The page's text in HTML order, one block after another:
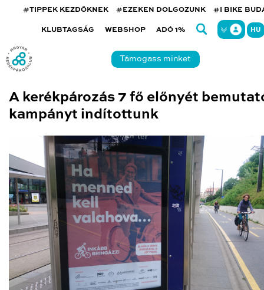
#TIPPEK KEZDŐKNEK #EZEKEN DOLGOZUNK #I BIKE
KLUBTAGSÁG WEBSHOP ADÓ 1% HU
Támogass minket
A kerékpározás 7 fő előnyét
kampányt indítottunk